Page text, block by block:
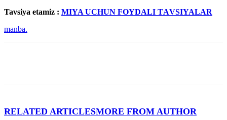
Tavsiya etamiz : MIYA UCHUN FOYDАLI TАVSIYALАR
manba.
RELATED ARTICLESMORE FROM AUTHOR